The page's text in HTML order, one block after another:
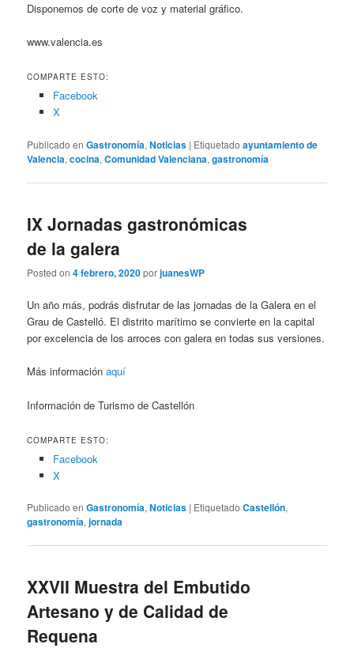
Disponemos de corte de voz y material gráfico.
www.valencia.es
COMPARTE ESTO:
Facebook
X
Publicado en Gastronomía,Noticias | Etiquetado ayuntamiento de
Valencia,cocina,Comunidad Valenciana,gastronomía
IX Jornadas gastronómicas
de la galera
Posted on4 febrero, 2020porjuanesWP
Un año más, podrás disfrutar de las jornadas de la Galera en el
Grau de Castelló. El distrito marítimo se convierte en la capital
por excelencia de los arroces con galera en todas sus versiones.
Más informaciónaquí
Información de Turismo de Castellón
COMPARTE ESTO:
Facebook
X
Publicado en Gastronomía,Noticias | Etiquetado Castellón,
gastronomía,jornada
XXVII Muestra del Embutido
Artesano y de Calidad de
Requena